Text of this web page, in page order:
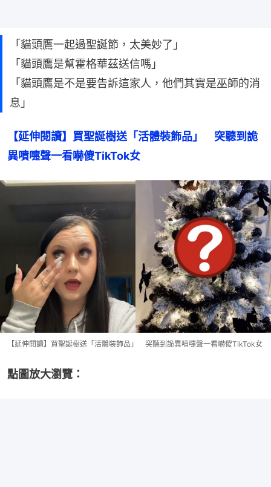
「貓頭鷹一起過聖誕節，太美妙了」
「貓頭鷹是幫霍格華茲送信嗎」
「貓頭鷹是不是要告訴這家人，他們其實是巫師的消
息」
【延伸閱讀】買聖誕樹送「活體裝飾品」　突聽到詭
異噴嚏聲一看嚇傻TikTok女
【延伸閱讀】買聖誕樹送「活體裝飾品」 突聽到詭異噴嚏聲一看嚇傻TikTok女
點圖放大瀏覽：